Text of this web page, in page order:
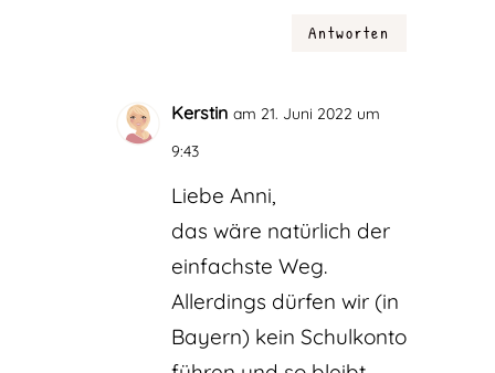
Antworten
Kerstin am 21. Juni 2022 um
9:43
Liebe Anni,
das wäre natürlich der
einfachste Weg.
Allerdings dürfen wir (in
Bayern) kein Schulkonto